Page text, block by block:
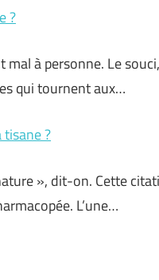
?
mal à personne. Le
qui tournent aux…
?
», dit-on. Cette
L’une…